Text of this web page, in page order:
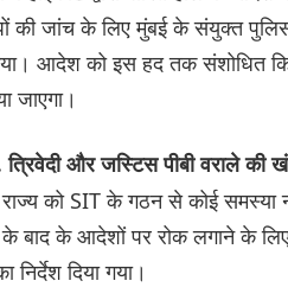
की जांच के लिए मुंबई के संयुक्त
गया। आदेश को इस हद तक संशोधित
जाएगा।
और जस्टिस पीबी वराले की
को SIT के गठन से कोई समस्या
के बाद के आदेशों पर रोक लगाने के
दिया गया।